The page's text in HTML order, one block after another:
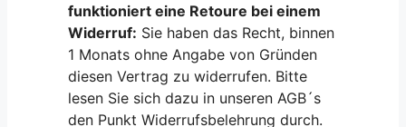
funktioniert eine Retoure bei einem
Widerruf: Sie haben das Recht, binnen
1 Monats ohne Angabe von Gründen
diesen Vertrag zu widerrufen. Bitte
lesen Sie sich dazu in unseren AGB´s
den Punkt Widerrufsbelehrung durch.